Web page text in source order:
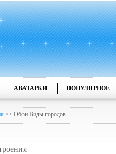
АВАТАРКИ ПОПУЛЯРНОЕ
>> Обои Виды городов